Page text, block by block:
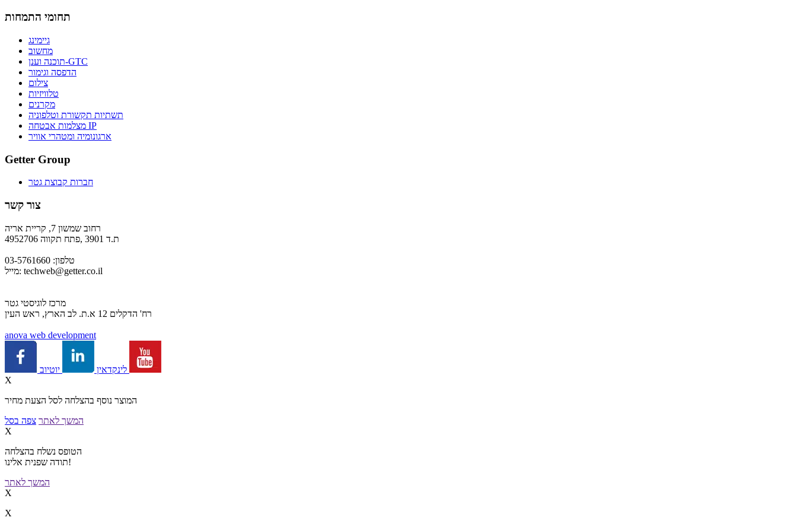
תחומי התמחות
גיימינג
מחשוב
תוכנה וענן-GTC
הדפסה וגימור
צילום
טלוויזיות
מקרנים
תשתיות תקשורת וטלפוניה
מצלמות אבטחה IP
ארגונומיה ומטהרי אוויר
Getter Group
חברות קבוצת גטר
צור קשר
רחוב שמשון 7, קריית אריה
ת.ד 3901 ,פתח תקווה 4952706
טלפון: 03-5761660
מייל: techweb@getter.co.il
מרכז לוגיסטי גטר
רח' הדקלים 12 א.ת. לב הארץ, ראש העין
anova web development
לינקדאין
X
המוצר נוסף בהצלחה לסל הצעת מחיר
המשך לאתר צפה בסל
X
הטופס נשלח בהצלחה
תודה שפנית אלינו!
המשך לאתר
X
X